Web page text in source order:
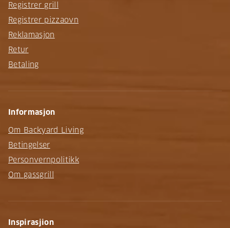
Registrer grill
Registrer pizzaovn
Reklamasjon
Retur
Betaling
Informasjon
Om Backyard Living
Betingelser
Personvernpolitikk
Om gassgrill
Inspirasjion